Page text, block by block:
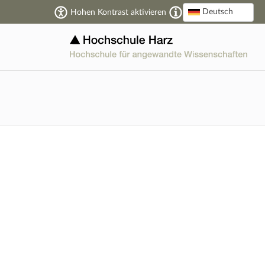
Hohen Kontrast aktivieren Deutsch